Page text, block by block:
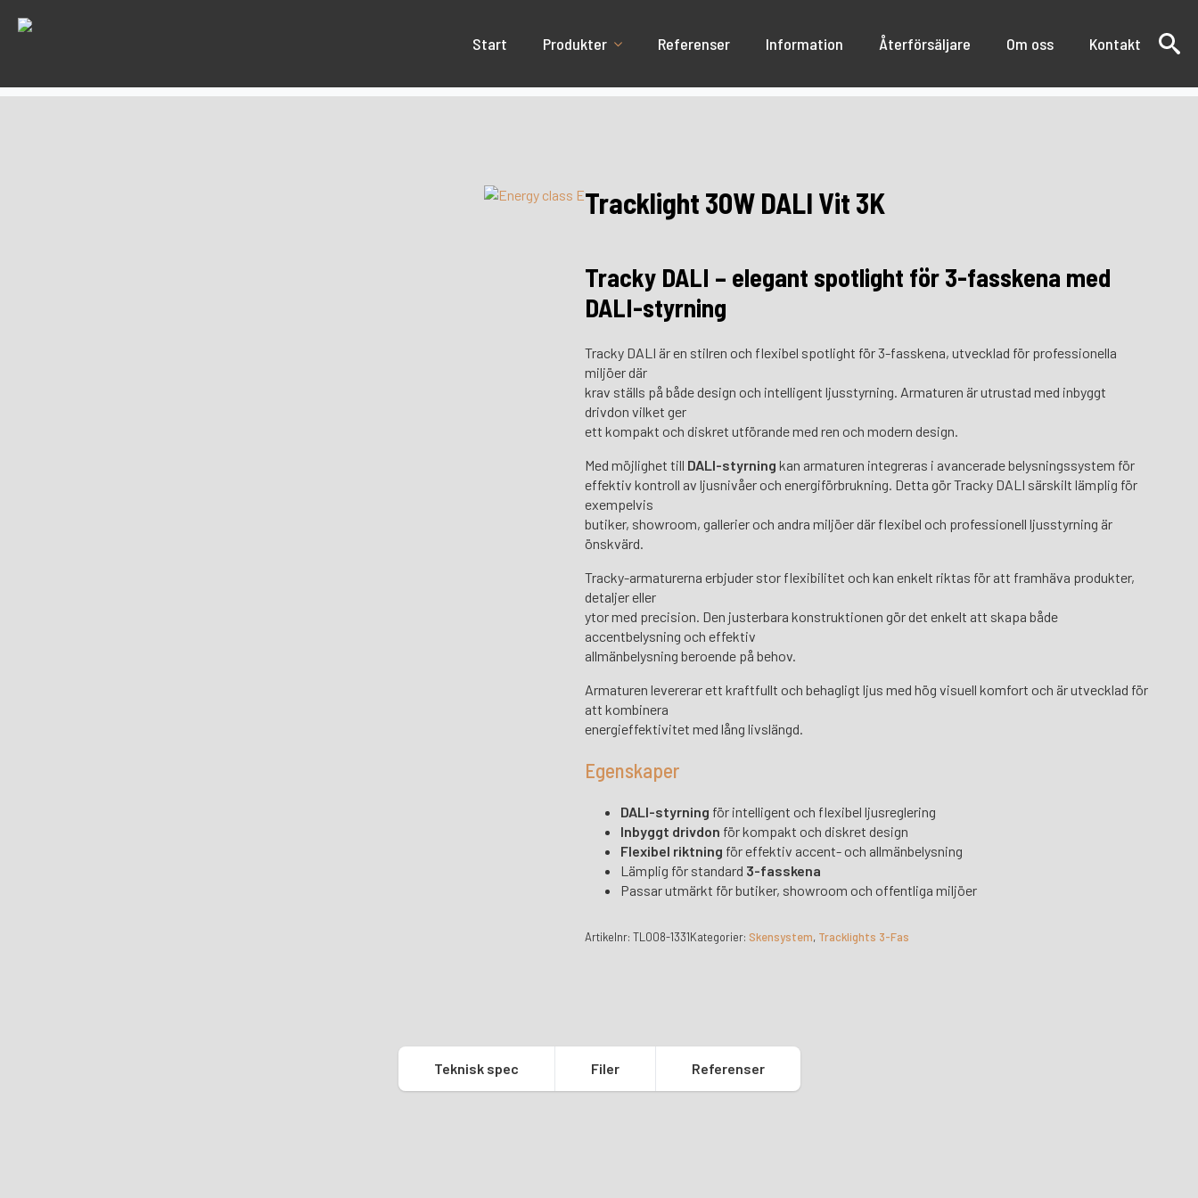
Start Produkter Referenser Information Återförsäljare Om oss Kontakt
Tracklight 30W DALI Vit 3K
Tracky DALI – elegant spotlight för 3-fasskena med
DALI-styrning
Tracky DALI är en stilren och flexibel spotlight för 3-fasskena, utvecklad för professionella
miljöer där
krav ställs på både design och intelligent ljusstyrning. Armaturen är utrustad med inbyggt
drivdon vilket ger
ett kompakt och diskret utförande med ren och modern design.
Med möjlighet till DALI-styrning kan armaturen integreras i avancerade belysningssystem för
effektiv kontroll av ljusnivåer och energiförbrukning. Detta gör Tracky DALI särskilt lämplig för
exempelvis
butiker, showroom, gallerier och andra miljöer där flexibel och professionell ljusstyrning är
önskvärd.
Tracky-armaturerna erbjuder stor flexibilitet och kan enkelt riktas för att framhäva produkter,
detaljer eller
ytor med precision. Den justerbara konstruktionen gör det enkelt att skapa både
accentbelysning och effektiv
allmänbelysning beroende på behov.
Armaturen levererar ett kraftfullt och behagligt ljus med hög visuell komfort och är utvecklad för
att kombinera
energieffektivitet med lång livslängd.
Egenskaper
DALI-styrning för intelligent och flexibel ljusreglering
Inbyggt drivdon för kompakt och diskret design
Flexibel riktning för effektiv accent- och allmänbelysning
Lämplig för standard 3-fasskena
Passar utmärkt för butiker, showroom och offentliga miljöer
Artikelnr: TL008-1331Kategorier: Skensystem, Tracklights 3-Fas
Teknisk spec Filer Referenser